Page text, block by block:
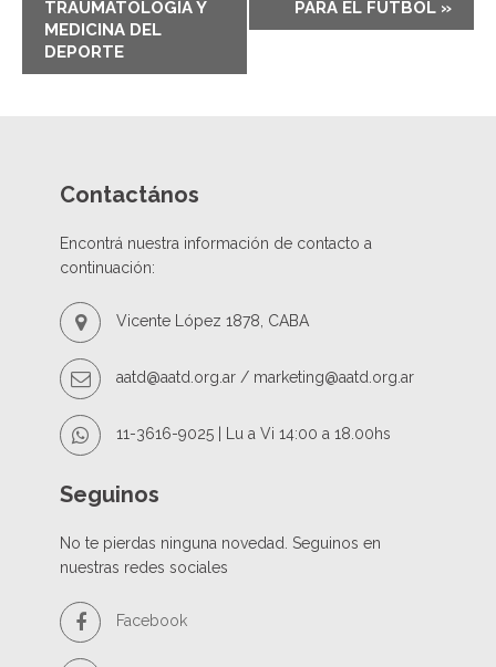
TRAUMATOLOGÍA Y
MEDICINA DEL
DEPORTE
PARA EL FÚTBOL »
Contactános
Encontrá nuestra información de contacto a
continuación:
Vicente López 1878, CABA
aatd@aatd.org.ar / marketing@aatd.org.ar
11-3616-9025 | Lu a Vi 14:00 a 18.00hs
Seguinos
No te pierdas ninguna novedad. Seguinos en
nuestras redes sociales
Facebook